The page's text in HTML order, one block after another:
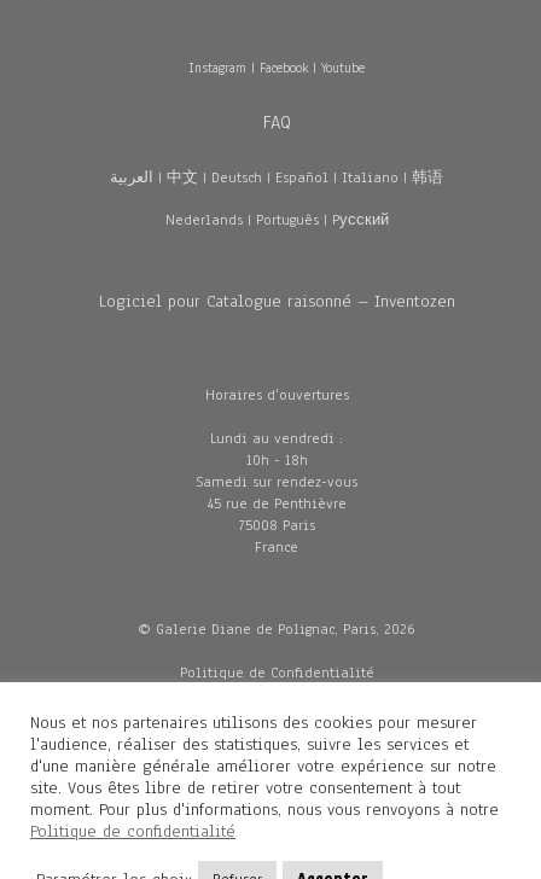
Instagram | Facebook| Youtube
FAQ
العربية | 中文 | Deutsch | Español | Italiano | 韩语
Nederlands| Português| Pусский
Logiciel pour Catalogue raisonné – Inventozen
Horaires d'ouvertures
Lundi au vendredi :
10h - 18h
Samedi sur rendez-vous
45 rue de Penthièvre
75008 Paris
France
© Galerie Diane de Polignac, Paris, 2026
Politique de Confidentialité
Mentions légales
Livraisons
Contacts
Diane de Polignac
Nous et nos partenaires utilisons des cookies pour mesurer
l'audience, réaliser des statistiques, suivre les services et
d'une manière générale améliorer votre expérience sur notre
site. Vous êtes libre de retirer votre consentement à tout
moment. Pour plus d'informations, nous vous renvoyons à notre
Politique de confidentialité